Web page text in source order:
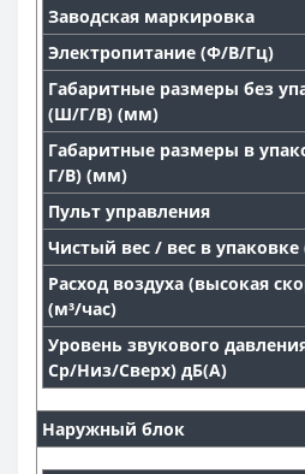
Заводская маркировка
Электропитание (Ф/В/Гц)
Габаритные размеры без
(Ш/Г/В) (мм)
Габаритные размеры в
Г/В) (мм)
Пульт управления
Чистый вес / вес в упаковке
Расход воздуха (высокая
(м³/час)
Уровень звукового
Ср/Низ/Сверх) дБ(А)
Наружный блок